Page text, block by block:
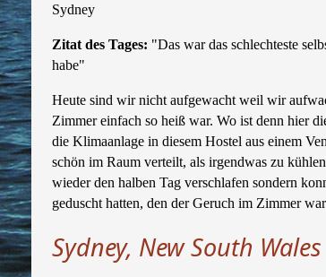
Sydney, New South Wales
Sydney
Zitat des Tages: "Das war das schlechteste
habe"
Heute sind wir nicht aufgewacht weil wir
Zimmer einfach so heiß war. Wo ist denn hier
die Klimaanlage in diesem Hostel aus einem
schön im Raum verteilt, als irgendwas zu
wieder den halben Tag verschlafen sondern
geduscht hatten, den der Geruch im Zimmer